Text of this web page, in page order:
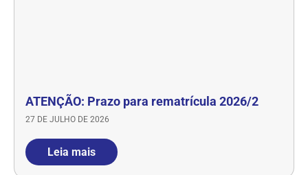
ATENÇÃO: Prazo para rematrícula 2026/2
27 DE JULHO DE 2026
Leia mais